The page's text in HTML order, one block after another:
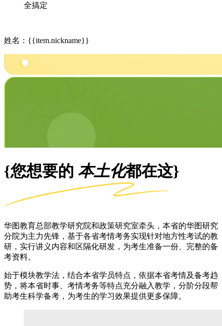
全搞定
姓名：{{item.nickname}}
{您想要的 本土化都在这}
华图教育总部教学研究院和政策研究室牵头，本省的华图研究
分院为主力先锋，基于各省考情考务实现针对地方性考试的教
研，实行讲义内容和区隔化研发，为考生准备一份、完整的备
考资料。
始于模块教学法，结合本省学员特点，依据本省考情及备考趋
势，将本省时事、考情考务等特点充分融入教学，分阶分段帮
助考生科学备考，为考生的学习效果提供更多保障。